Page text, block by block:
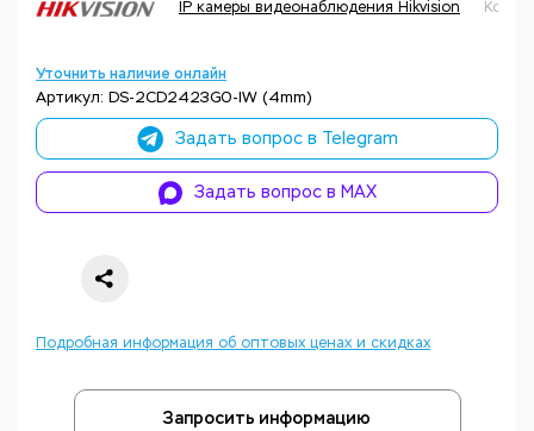
IP камеры видеонаблюдения Hikvision Код
Уточнить наличие онлайн
Артикул: DS-2CD2423G0-IW (4mm)
Задать вопрос в Telegram
Задать вопрос в MAX
Подробная информация об оптовых ценах и скидках
Запросить информацию